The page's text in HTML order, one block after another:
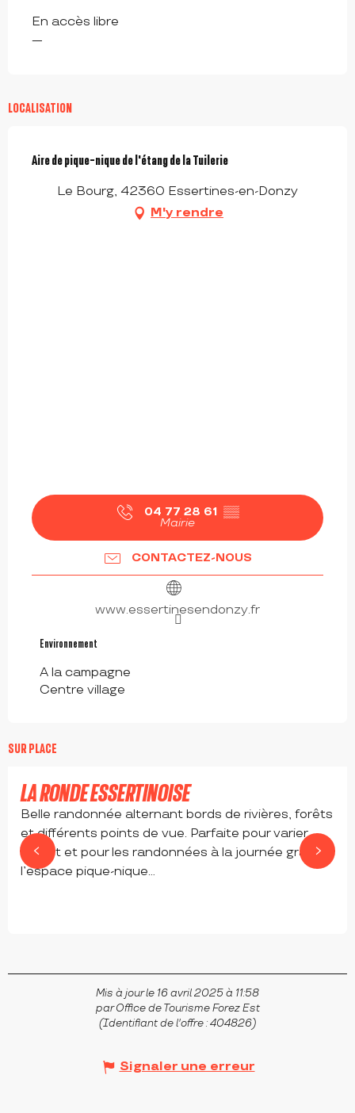
En accès libre
—
LOCALISATION
Aire de pique-nique de l'étang de la Tuilerie
Le Bourg, 42360 Essertines-en-Donzy
M'y rendre
04 77 28 61 ▒▒
Mairie
CONTACTEZ-NOUS
www.essertinesendonzy.fr
Environnement
Environnement
A la campagne
Centre village
SUR PLACE
LA RONDE ESSERTINOISE
Belle randonnée alternant bords de rivières, forêts
et différents points de vue. Parfaite pour varier
l’effort et pour les randonnées à la journée grâce à
l’espace pique-nique...
Mis à jour le 16 avril 2025 à 11:58
par Office de Tourisme Forez Est
(Identifiant de l'offre :404826)
Signaler une erreur